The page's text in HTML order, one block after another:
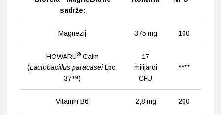
sadrže:
Magnezij 375 mg 100
HOWARU®Calm
(Lactobacillus paracaseiLpc-
37™)
17
milijardi
CFU
****
Vitamin B6 2,8 mg 200